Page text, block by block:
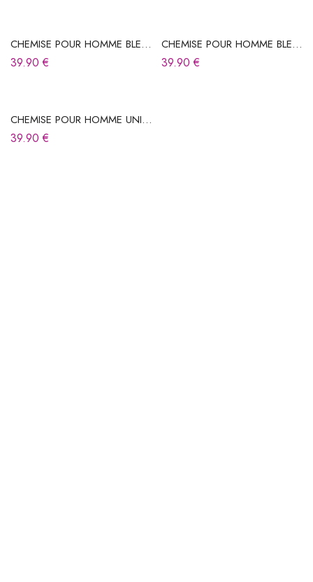
CHEMISE POUR HOMME BLEU
CIEL À RAYURES
39.90€
CHEMISE POUR HOMME BLEU
CIEL À RAYURES
39.90€
CHEMISE POUR HOMME UNIE
BLEU CIEL
39.90€